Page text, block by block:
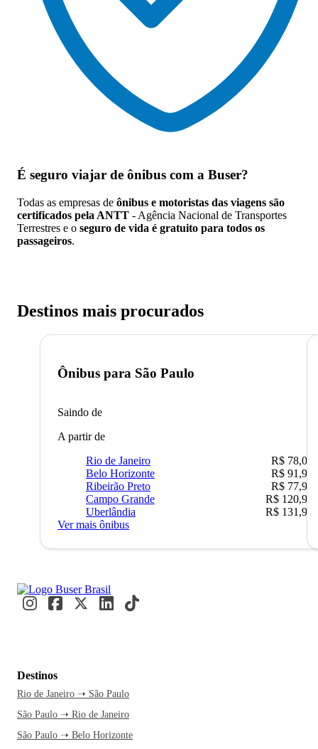
É seguro viajar de ônibus com a Buser?
Todas as empresas de ônibus e motoristas das viagens são
certificados pela ANTT - Agência Nacional de Transportes
Terrestres e o seguro de vida é gratuito para todos os
passageiros.
Destinos mais procurados
Ônibus para São Paulo
Saindo de
A partir de
Rio de Janeiro
R$ 78,02
Belo Horizonte
R$ 91,90
Ribeirão Preto
R$ 77,90
Campo Grande
R$ 120,90
Uberlândia
R$ 131,90
Ver mais ônibus
Destinos
Rio de Janeiro ➝ São Paulo
São Paulo ➝ Rio de Janeiro
São Paulo ➝ Belo Horizonte